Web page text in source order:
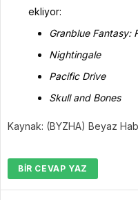
ekliyor:
Granblue Fantasy:
Nightingale
Pacific Drive
Skull and Bones
Kaynak: (BYZHA) Beyaz
BIR CEVAP YAZ